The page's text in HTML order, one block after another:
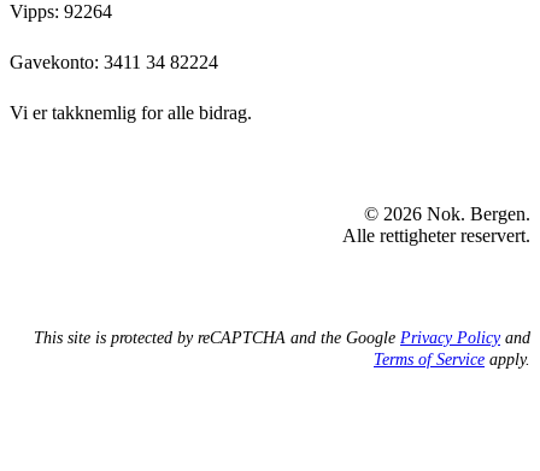
Vipps: 92264
Gavekonto: 3411 34 82224
Vi er takknemlig for alle bidrag.
© 2026 Nok. Bergen.
Alle rettigheter reservert.
This site is protected by reCAPTCHA and the Google Privacy Policyand
Terms of Service apply.